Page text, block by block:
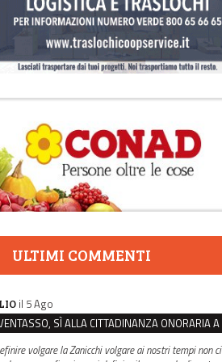
ULTIMI COMMENTI
il 5 Ago
volgare la Zanicchi volgare ai nostri tempi non ci